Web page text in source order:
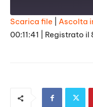
SHARE
Scarica file Ascolta
00:11:41
Registrato il